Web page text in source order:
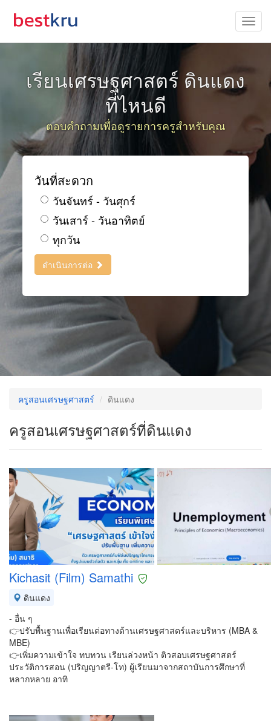
เรียนเศรษฐศาสตร์ ดินแดง
ที่ไหนดี
ตอบคำถามเพื่อดูรายการครูสำหรับคุณ
วันที่สะดวก
วันจันทร์ - วันศุกร์
วันเสาร์ - วันอาทิตย์
ทุกวัน
ดำเนินการต่อ
ครูสอนเศรษฐศาสตร์ ดินแดง
ครูสอนเศรษฐศาสตร์ที่ดินแดง
Kichasit (Film) Samathi
ดินแดง
- อื่น ๆ
👉ปรับพื้นฐานเพื่อเรียนต่อทางด้านเศรษฐศาสตร์และบริหาร (MBA &
MBE)
👉เพิ่มความเข้าใจ ทบทวน เรียนล่วงหน้า ติวสอบเศรษฐศาสตร์
ประวัติการสอน (ปริญญาตรี-โท) ผู้เรียนมาจากสถาบันการศึกษาที่
หลากหลาย อาทิ